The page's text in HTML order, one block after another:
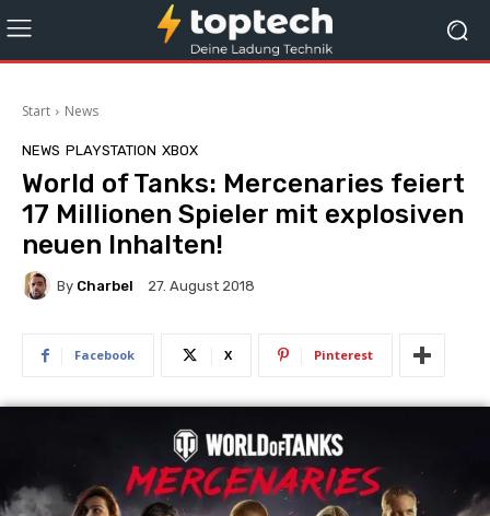
Start News
NEWS PLAYSTATION XBOX
World of Tanks: Mercenaries feiert
17 Millionen Spieler mit explosiven
neuen Inhalten!
By Charbel 27. August 2018
Facebook X Pinterest